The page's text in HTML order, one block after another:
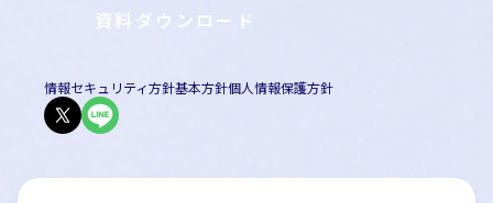
資料ダウンロード
情報セキュリティ方針基本方針個人情報保護方針